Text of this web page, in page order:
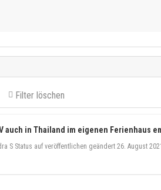
Filter löschen
auch in Thailand im eigenen Ferienhaus
S Status auf veröffentlichen geändert 26. August 2021